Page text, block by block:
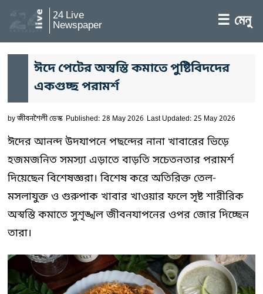
24 Live
Newspaper ☰ মেনু
ঈদে পেটের অস্বস্তি কমাতে পুষ্টিবিদদের
একগুচ্ছ পরামর্শ
byজীবনশৈলী ডেস্ক Published: 28 May 2026 Last Updated: 25 May 2026
ঈদের আনন্দ উদযাপনে পছন্দের নানা খাবারের ভিড়ে
হজমজনিত সমস্যা এড়াতে বাড়তি সচেতনতার পরামর্শ
দিয়েছেন বিশেষজ্ঞরা। বিশেষ করে অতিরিক্ত তেল-
মসলাযুক্ত ও গুরুপাক খাবার খাওয়ার ফলে সৃষ্ট শারীরিক
অস্বস্তি কমাতে সুশৃঙ্খল জীবনযাপনের ওপর জোর দিচ্ছেন
তারা।